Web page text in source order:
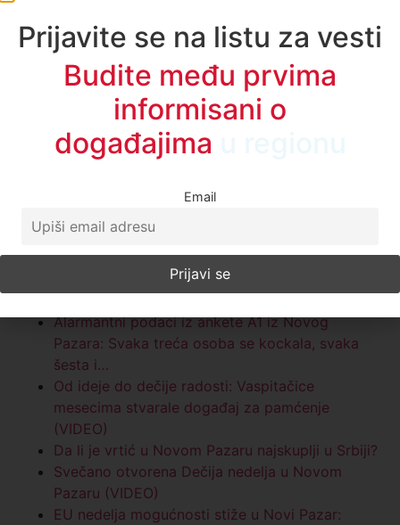
Povezane vesti:
Alarmantni podaci iz ankete A1 iz Novog
Pazara: Svaka treća osoba se kockala, svaka
šesta i…
Od ideje do dečije radosti: Vaspitačice
mesecima stvarale događaj za pamćenje
(VIDEO)
Da li je vrtić u Novom Pazaru najskuplji u Srbiji?
Svečano otvorena Dečija nedelja u Novom
Pazaru (VIDEO)
EU nedelja mogućnosti stiže u Novi Pazar:
Prijavite se na listu za vesti
Budite među prvima
informisani o
događajima
Email